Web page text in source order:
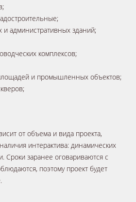
и административных зданий;
комплексов;
и промышленных объектов;
от объема и вида проекта,
интерактива: динамических
Сроки заранее оговариваются с
поэтому проект будет